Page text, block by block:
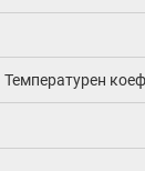
Температурен